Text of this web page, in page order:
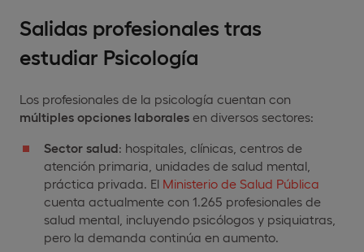
Salidas profesionales tras
estudiar Psicología
Los profesionales de la psicología cuentan con
múltiples opciones laborales en diversos sectores:
Sector salud: hospitales, clínicas, centros de
atención primaria, unidades de salud mental,
práctica privada. El Ministerio de Salud Pública
cuenta actualmente con 1.265 profesionales de
salud mental, incluyendo psicólogos y psiquiatras,
pero la demanda continúa en aumento.